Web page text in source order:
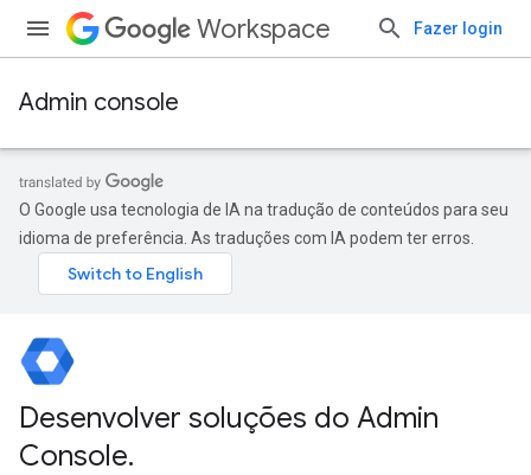
Workspace Fazer login
Admin console
O Google usa tecnologia de IA na tradução de conteúdos para seu
idioma de preferência. As traduções com IA podem ter erros.
Desenvolver soluções do Admin
Console.